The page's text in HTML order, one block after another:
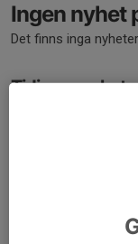
Ingen nyhet
Det finns inga
Tidigare
Det finns inga